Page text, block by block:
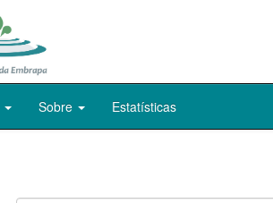
Sobre Estatísticas